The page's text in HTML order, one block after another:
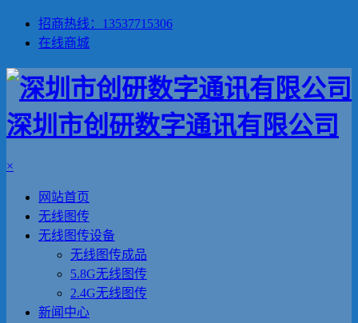
招商热线：13537715306
在线商城
深圳市创研数字通讯有限公司
×
网站首页
无线图传
无线图传设备
无线图传成品
5.8G无线图传
2.4G无线图传
新闻中心